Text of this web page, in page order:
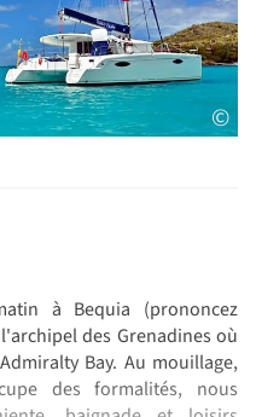
©
à Bequia (prononcez
des Grenadines où
Bay. Au mouillage,
des formalités, nous